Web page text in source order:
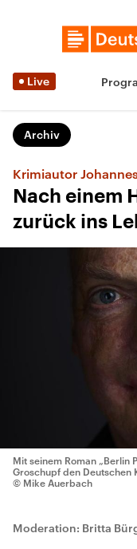
Live
Archiv
Krimiautor
Nach einem
zurück ins
Mit seinem Roman „Berlin
Groschupf den Deutschen
© Mike Auerbach
Moderation: Britta